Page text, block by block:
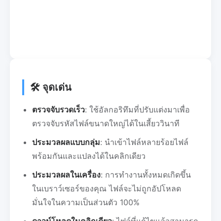
🛠️ จุดเด่น
ตรวจจับรวดเร็ว: ใช้อัลกอริทึมที่ปรับแต่งมาเพื่อ
ตรวจจับรหัสไฟล์ขนาดใหญ่ได้ในเสี้ยววินาที
ประมวลผลแบบกลุ่ม: นำเข้าไฟล์หลายร้อยไฟล์
พร้อมกันและแปลงได้ในคลิกเดียว
ประมวลผลในเครื่อง: การทำงานทั้งหมดเกิดขึ้น
ในเบราว์เซอร์ของคุณ ไฟล์จะไม่ถูกอัปโหลด
มั่นใจในความเป็นส่วนตัว 100%